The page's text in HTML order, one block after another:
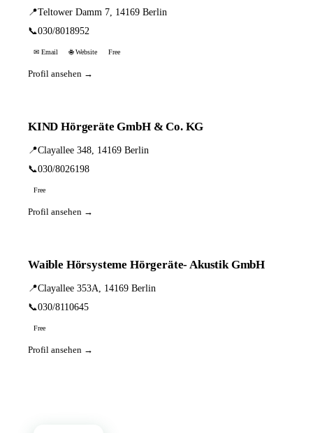
📍Teltower Damm 7, 14169 Berlin
📞030/8018952
✉ Email 🌐 Website Free
Profil ansehen →
KIND Hörgeräte GmbH & Co. KG
📍Clayallee 348, 14169 Berlin
📞030/8026198
Free
Profil ansehen →
Waible Hörsysteme Hörgeräte- Akustik GmbH
📍Clayallee 353A, 14169 Berlin
📞030/8110645
Free
Profil ansehen →